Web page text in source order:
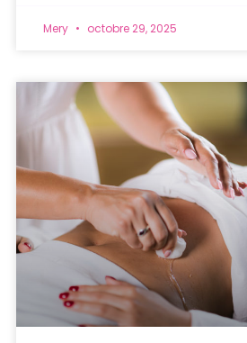
Mery octobre 29, 2025